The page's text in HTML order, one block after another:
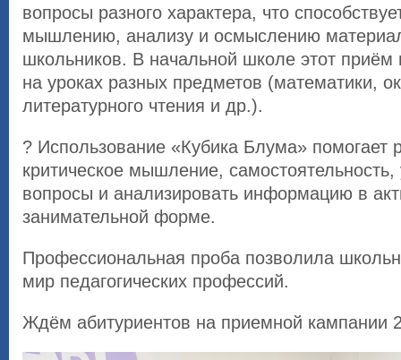
вопросы разного характера, что
мышлению, анализу и осмыслению
школьников. В начальной школе этот приём
на уроках разных предметов (математики,
литературного чтения и др.).
? Использование «Кубика Блума» помогает
критическое мышление,
вопросы и анализировать информацию в
занимательной форме.
Профессиональная проба позволила
мир педагогических профессий.
Ждём абитуриентов на приемной кампании